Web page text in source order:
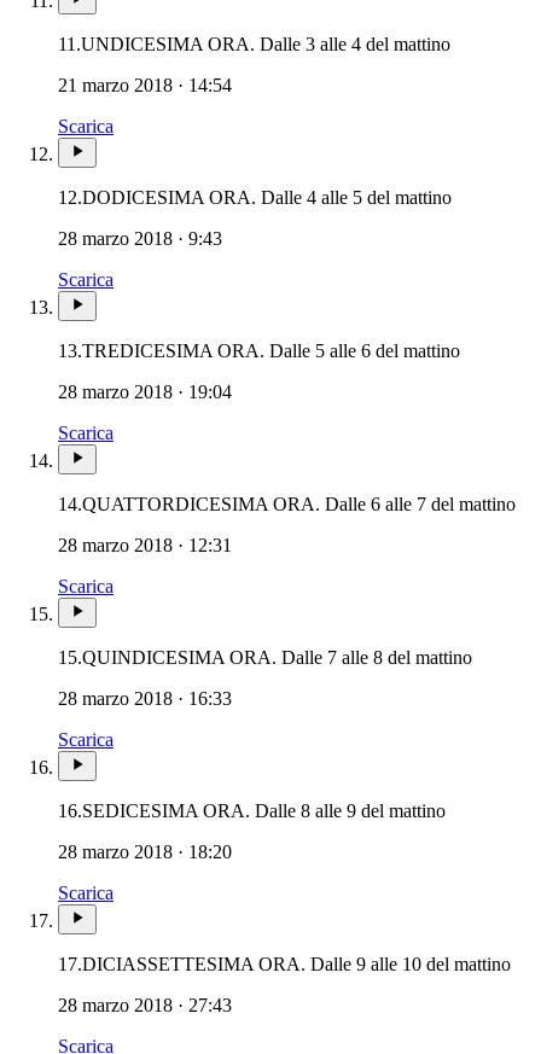
11.UNDICESIMA ORA. Dalle 3 alle 4 del mattino
21 marzo 2018 · 14:54
Scarica
12.DODICESIMA ORA. Dalle 4 alle 5 del mattino
28 marzo 2018 · 9:43
Scarica
13.TREDICESIMA ORA. Dalle 5 alle 6 del mattino
28 marzo 2018 · 19:04
Scarica
14.QUATTORDICESIMA ORA. Dalle 6 alle 7 del mattino
28 marzo 2018 · 12:31
Scarica
15.QUINDICESIMA ORA. Dalle 7 alle 8 del mattino
28 marzo 2018 · 16:33
Scarica
16.SEDICESIMA ORA. Dalle 8 alle 9 del mattino
28 marzo 2018 · 18:20
Scarica
17.DICIASSETTESIMA ORA. Dalle 9 alle 10 del mattino
28 marzo 2018 · 27:43
Scarica